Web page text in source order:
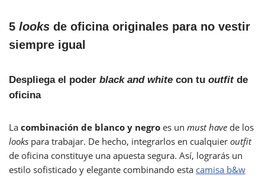
5 looks de oficina originales para no vestir
siempre igual
Despliega el poder black and white con tu outfit de
oficina
La combinación de blanco y negro es un must have de los
looks para trabajar. De hecho, integrarlos en cualquier outfit
de oficina constituye una apuesta segura. Así, lograrás un
estilo sofisticado y elegante combinando esta camisa b&w